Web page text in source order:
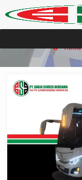
Home